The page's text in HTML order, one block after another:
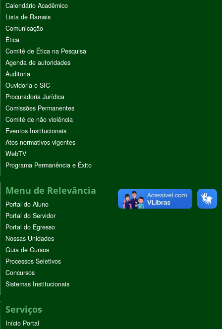
Calendário Acadêmico
Lista de Ramais
Comunicação
Ética
Comitê de Ética na Pesquisa
Agenda de autoridades
Auditoria
Ouvidoria e SIC
Procuradoria Jurídica
Comissões Permanentes
Comitê de não violência
Eventos Institucionais
Atos normativos vigentes
WebTV
Programa Permanência e Êxito
Menu de Relevância
Portal do Aluno
Portal do Servidor
Portal do Egresso
Nossas Unidades
Guia de Cursos
Processos Seletivos
Concursos
Sistemas Institucionais
Serviços
Início Portal